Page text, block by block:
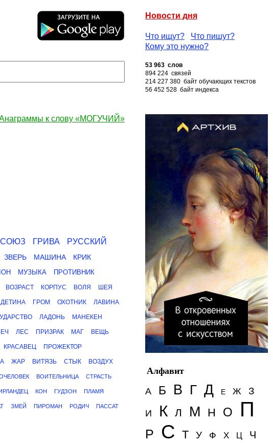
Новости дня
Что ищут?
Что пишут?
Кому это нужно?
53 963 слов
894 224 связей
214 227 380 байт обучающих текстов
56 452 528 байт индекса
к слову «МОГУЧИЙ»
СОЮЗ ГРИВА
РУССКИЙ
ЗВЕРЬ МАШИНА
КРИК
МУЗЫКА
ПРОТИВНИК
ВОЗРАСТ КОРПУС ВОЛЯ ШЕЯ
ДЕТИНА ГРОМ ОХОТНИК ЛАВИНА
ЛАДОНЬ МАНЕКЕН
ЛЕС ПРИЗРАК МАГ ВЕЩЬ
КРАСАВЕЦ ПРОЖЕКТОР
ЖАР ВИТЯЗЬ СТЫК ВОЗДУХ
ВОИТЕЛЬНИЦА СТРАСТЬ
КОН ГУДЗОН ПЛАМЯ
ЗМЕЙ ПИРОМАН РОДИЧ ПАССАТ
Алфавит
А
Б В Г Д Е Ж З
И К Л М Н О П
Р С Т У Ф Х Ц Ч